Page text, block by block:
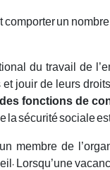
un
du travail de
jouir de leurs
fonctions de
la sécurité sociale
membre de
Lorsqu’une